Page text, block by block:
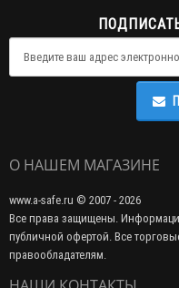
О НАШЕМ МАГАЗИНЕ
www.a-safe.ru © 2007 - 2026
Все права защищены.
публичной офертой. Все
правообладателям.